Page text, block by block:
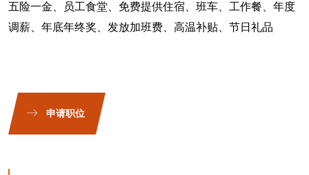
五险一金 、员工食堂、免费提供住宿、班车、工作餐、年度
调薪、年底年终奖、发放加班费、高温补贴、节日礼品
申请职位